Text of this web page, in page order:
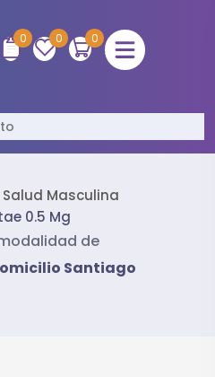
0 0 0
Salud Masculina
0.5 Mg
de
Santiago